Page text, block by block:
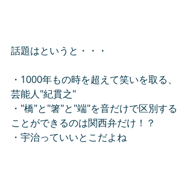
話題はというと・・・
・1000年もの時を超えて笑いを取る、
芸能人"紀貫之"
・"橋"と"箸"と"端"を音だけで区別する
ことができるのは関西弁だけ！？
・宇治っていいとこだよね